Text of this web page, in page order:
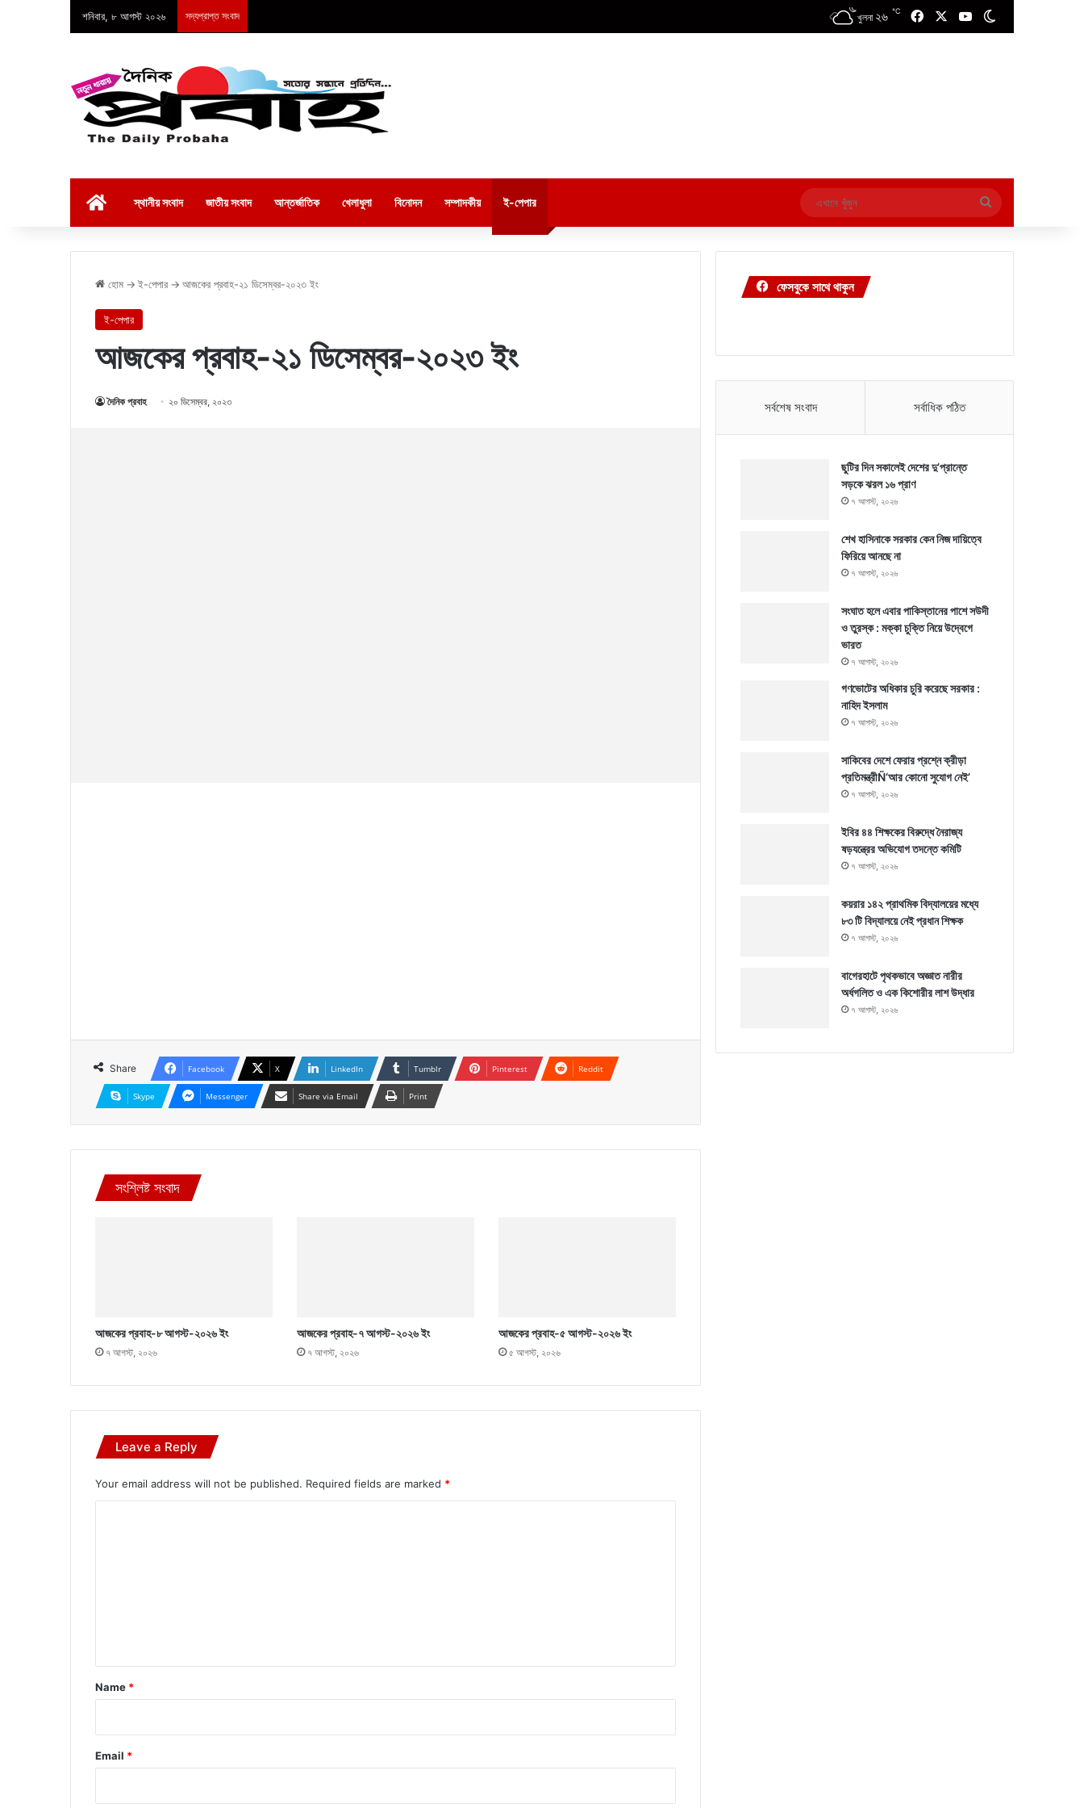
শনিবার, ৮ আগস্ট ২০২৬ সদ্যপ্রাপ্ত সংবাদ খুলনা ২৬ ℃ FacebookYouTube
স্থানীয় সংবাদ জাতীয় সংবাদ আন্তর্জাতিক খেলাধুলা বিনোদন সম্পাদকীয় ই-পেপার
এখানে
খুঁজুন
হোম → ই-পেপার → আজকের প্রবাহ-২১ ডিসেম্বর-২০২৩ ইং
ই-পেপার
আজকের প্রবাহ-২১ ডিসেম্বর-২০২৩ ইং
দৈনিক প্রবাহ ২০ ডিসেম্বর, ২০২৩
Share Facebook X LinkedIn Tumblr Pinterest Reddit
Skype Messenger Share via Email Print
সংশ্লিষ্ট সংবাদ
আজকের প্রবাহ-৮ আগস্ট-২০২৬ ইং
৭ আগস্ট, ২০২৬
আজকের প্রবাহ-৭ আগস্ট-২০২৬ ইং
৭ আগস্ট, ২০২৬
আজকের প্রবাহ-৫ আগস্ট-২০২৬ ইং
৫ আগস্ট, ২০২৬
Leave a Reply
Your email address will not be published. Required fields are marked *
*
Name *
Email *
ফেসবুকে সাথে থাকুন
সর্বশেষ সংবাদ সর্বাধিক পঠিত
ছুটির দিন সকালেই দেশের দু’প্রান্তে
সড়কে ঝরল ১৬ প্রাণ
৭ আগস্ট, ২০২৬
শেখ হাসিনাকে সরকার কেন নিজ দায়িত্বে
ফিরিয়ে আনছে না
৭ আগস্ট, ২০২৬
সংঘাত হলে এবার পাকিস্তানের পাশে সউদী
ও তুরস্ক : মক্কা চুক্তি নিয়ে উদ্বেগে
ভারত
৭ আগস্ট, ২০২৬
গণভোটের অধিকার চুরি করেছে সরকার :
নাহিদ ইসলাম
৭ আগস্ট, ২০২৬
সাকিবের দেশে ফেরার প্রশ্নে ক্রীড়া
প্রতিমন্ত্রীÑ‘আর কোনো সুযোগ নেই’
৭ আগস্ট, ২০২৬
ইবির ৪৪ শিক্ষকের বিরুদ্ধে নৈরাজ্য
ষড়যন্ত্রের অভিযোগ তদন্তে কমিটি
৭ আগস্ট, ২০২৬
কয়রার ১৪২ প্রাথমিক বিদ্যালয়ের মধ্যে
৮৩ টি বিদ্যালয়ে নেই প্রধান শিক্ষক
৭ আগস্ট, ২০২৬
বাগেরহাটে পৃথকভাবে অজ্ঞাত নারীর
অর্ধগলিত ও এক কিশোরীর লাশ উদ্ধার
৭ আগস্ট, ২০২৬